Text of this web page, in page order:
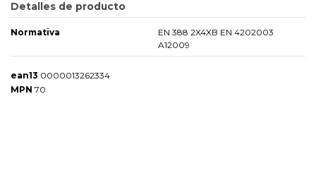
Detalles de producto
Normativa
EN 388 2X4XB EN 4202003
A12009
ean13 0000013262334
MPN 70